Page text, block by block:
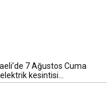
7 Ağustos Cuma
kesintisi...